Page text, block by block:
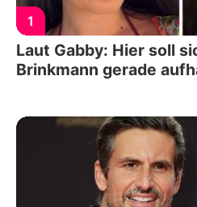
1
Laut Gabby: Hier soll
Brinkmann gerade